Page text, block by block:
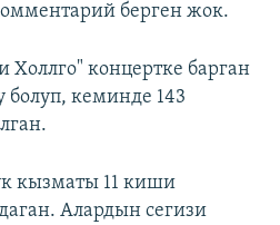
берген жок.
Холлго" концертке барган
болуп, кеминде 143
кызматы 11 киши
Алардын сегизи